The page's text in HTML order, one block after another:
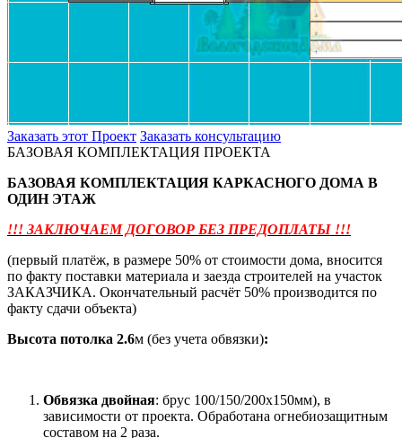
Заказать этот Проект Заказать консультацию
БАЗОВАЯ КОМПЛЕКТАЦИЯ ПРОЕКТА
БАЗОВАЯ КОМПЛЕКТАЦИЯ КАРКАСНОГО ДОМА В
ОДИН ЭТАЖ
!!! ЗАКЛЮЧАЕМ ДОГОВОР БЕЗ ПРЕДОПЛАТЫ !!!
(первый платёж, в размере 50% от стоимости дома, вносится
по факту поставки материала и заезда строителей на участок
ЗАКАЗЧИКА. Окончательный расчёт 50% производится по
факту сдачи объекта)
Высота потолка 2.6м (без учета обвязки):
Обвязка двойная: брус 100/150/200х150мм), в
зависимости от проекта. Обработана огнебиозащитным
составом на 2 раза.